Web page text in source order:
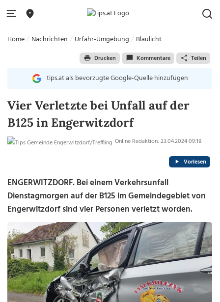
Home Nachrichten Urfahr-Umgebung Blaulicht
Drucken Kommentare Teilen
tips.at als bevorzugte Google-Quelle hinzufügen
Vier Verletzte bei Unfall auf der
B125 in Engerwitzdorf
Online Redaktion, 23.04.2024 09:18
Vorlesen
ENGERWITZDORF. Bei einem Verkehrsunfall
Dienstagmorgen auf der B125 im Gemeindegebiet von
Engerwitzdorf sind vier Personen verletzt worden.